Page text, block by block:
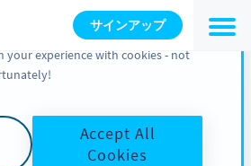
サインアップ
PRO のヒント
デア
をご覧ください
information about cookies, our
rights in our Cookie Policy and
your experience with cookies - not
Accept All
Cookies